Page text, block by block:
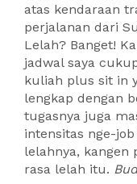
atas kendaraan
perjalanan dari
Lelah? Banget!
jadwal saya
kuliah plus sit in
lengkap dengan
tugasnya juga
intensitas nge-
lelahnya, kangen
rasa lelah itu.